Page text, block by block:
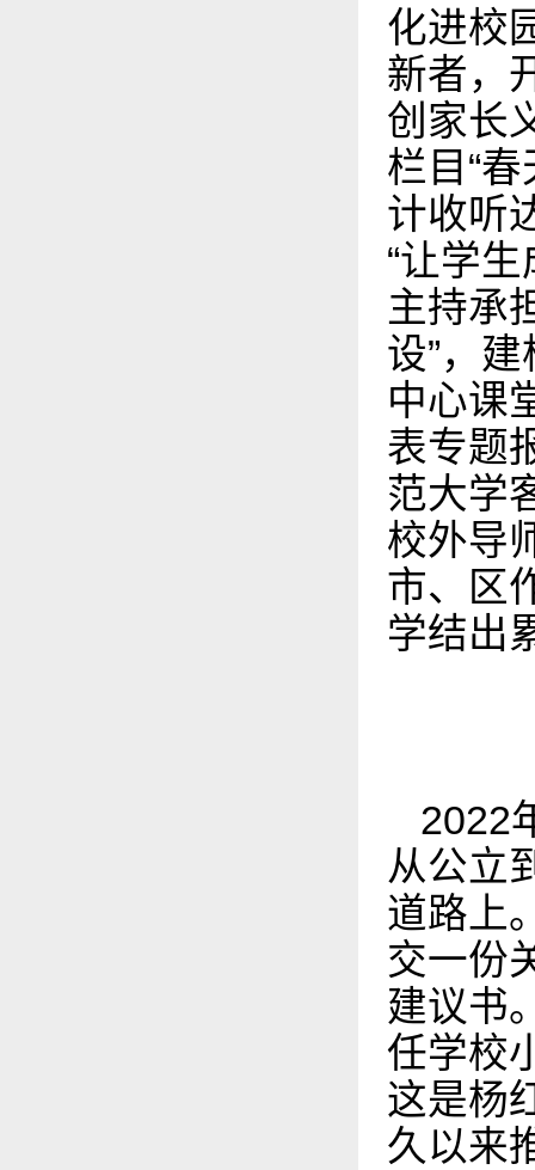
化进校
新者，
创家长
栏目“
计收听
“让学
主持承
设”，
中心课
表专题
范大学
校外导
市、区
学结出
2022
从公立
道路上
交一份
建议书
任学校
这是杨
久以来